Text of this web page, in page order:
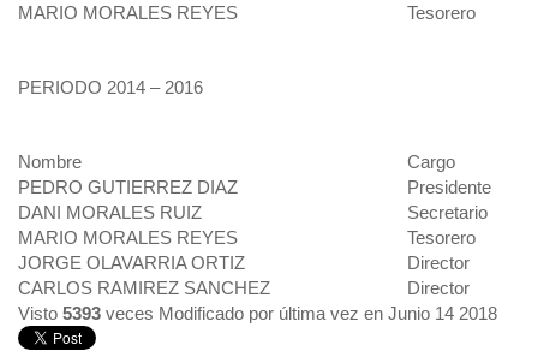
MARIO MORALES REYES
Tesorero
PERIODO 2014 – 2016
Nombre
Cargo
PEDRO GUTIERREZ DIAZ
Presidente
DANI MORALES RUIZ
Secretario
MARIO MORALES REYES
Tesorero
JORGE OLAVARRIA ORTIZ
Director
CARLOS RAMIREZ SANCHEZ
Director
Visto 5393 veces Modificado por última vez en Junio 14 2018